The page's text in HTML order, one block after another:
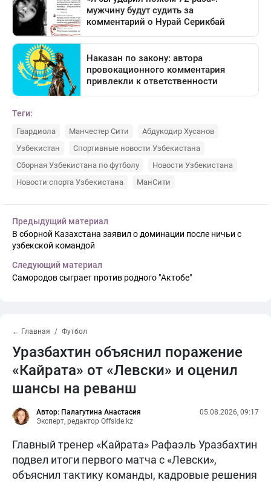
Теги:
Гвардиола Манчестер Сити
Абдукодир Хусанов
Узбекистан
Спортивные новости Узбекистана
Сборная Узбекистана по футболу
Новости Узбекистана
Новости спорта Узбекистана
МанСити
Предыдущий материал
В сборной Казахстана заявил о доминации после ничьи с
узбекской командой
Следующий материал
Самородов сыграет против родного "Актобе"
← Главная Футбол
Уразбахтин объяснил поражение
«Кайрата» от «Левски» и оценил
шансы на реванш
Автор: Палагутина Анастасия
Эксперт, редактор Offside.kz
05.08.2026, 09:17
Главный тренер «Кайрата» Рафаэль Уразбахтин
подвел итоги первого матча с «Левски»,
объяснил тактику команды, кадровые решения